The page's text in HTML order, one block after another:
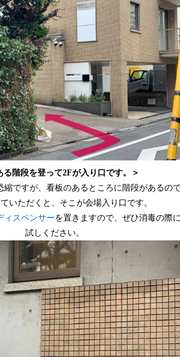
る階段を登って2Fが入り口です。＞
ですが、 看板のあるところに階段があるの
いただくと、そこが会場入り口です。
ィスペンサーを置きますので、 ぜひ消毒の際
試しください。